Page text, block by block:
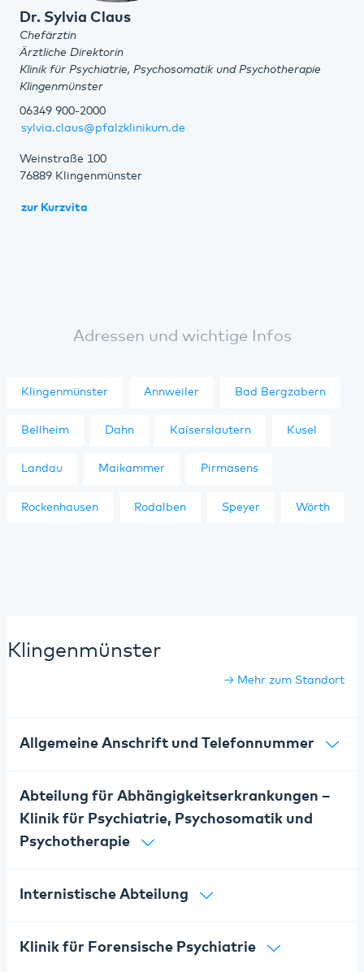
Dr. Sylvia Claus
Chefärztin
Ärztliche Direktorin
Klinik für Psychiatrie, Psychosomatik und Psychotherapie
Klingenmünster
06349 900-2000
sylvia.claus@pfalzklinikum.de
Weinstraße 100
76889 Klingenmünster
zur Kurzvita
Adressen und wichtige Infos
Klingenmünster Annweiler Bad Bergzabern
Bellheim Dahn Kaiserslautern Kusel
Landau Maikammer Pirmasens
Rockenhausen Rodalben Speyer Wörth
Klingenmünster
Mehr zum Standort
Allgemeine Anschrift und Telefonnummer
Abteilung für Abhängigkeitserkrankungen –
Klinik für Psychiatrie, Psychosomatik und
Psychotherapie
Internistische Abteilung
Klinik für Forensische Psychiatrie